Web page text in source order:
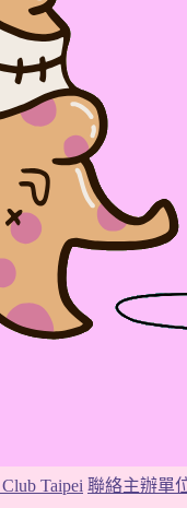
Taipei 聯絡主辦單